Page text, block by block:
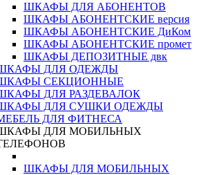
ШКАФЫ ДЛЯ АБОНЕНТОВ
ШКАФЫ АБОНЕНТСКИЕ версия
ШКАФЫ АБОНЕНТСКИЕ ДиКом
ШКАФЫ АБОНЕНТСКИЕ промет
ШКАФЫ ДЕПОЗИТНЫЕ двк
ДЛЯ ОДЕЖДЫ
СЕКЦИОННЫЕ
ДЛЯ РАЗДЕВАЛОК
ДЛЯ СУШКИ ОДЕЖДЫ
ДЛЯ ФИТНЕСА
ДЛЯ МОБИЛЬНЫХ
ШКАФЫ ДЛЯ МОБИЛЬНЫХ